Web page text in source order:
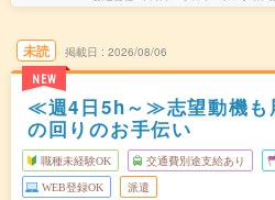
未読
NEW
掲載日 2026/08/06
≪週4日5h～≫志望動機も
の回りのお手伝い
職種未経験OK 交通費別途支給あり
WEB登録OK 派遣